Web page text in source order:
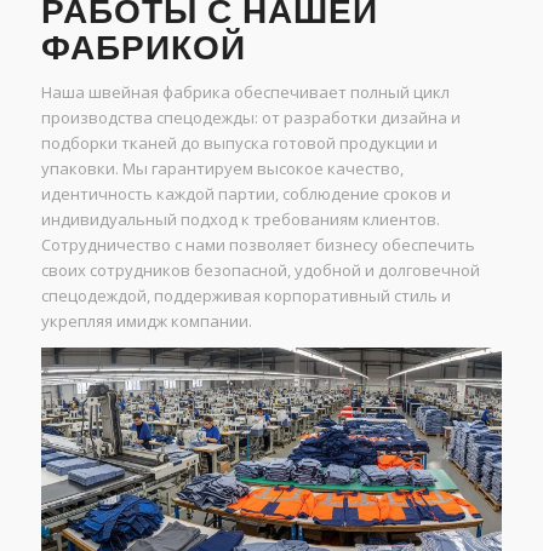
РАБОТЫ С НАШЕЙ
ФАБРИКОЙ
Наша швейная фабрика обеспечивает полный цикл
производства спецодежды: от разработки дизайна и
подборки тканей до выпуска готовой продукции и
упаковки. Мы гарантируем высокое качество,
идентичность каждой партии, соблюдение сроков и
индивидуальный подход к требованиям клиентов.
Сотрудничество с нами позволяет бизнесу обеспечить
своих сотрудников безопасной, удобной и долговечной
спецодеждой, поддерживая корпоративный стиль и
укрепляя имидж компании.